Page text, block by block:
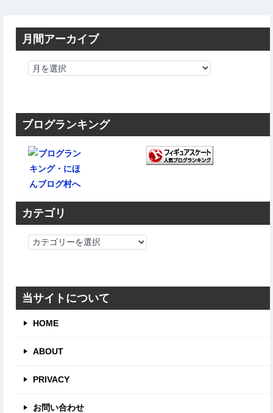
月間アーカイブ
ブログランキング
カテゴリ
カ
リ
当サイトについて
HOME
ABOUT
PRIVACY
お問い合わせ